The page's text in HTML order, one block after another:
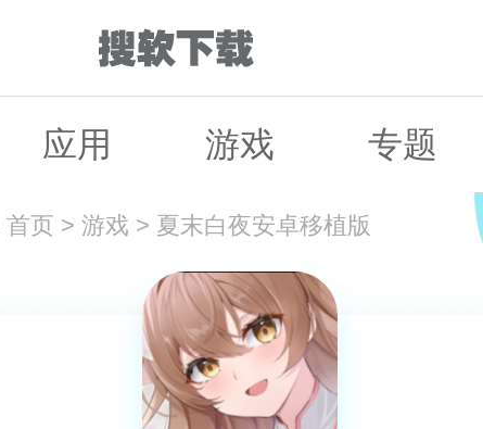
应用 游戏 专题
首页 > 游戏 > 夏末白夜安卓移植版